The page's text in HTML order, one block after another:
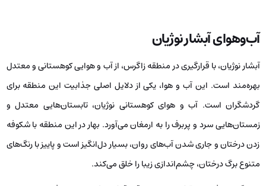
آب‌وهوای آبشار نوژیان
آبشار نوژیان، با قرارگیری در منطقه زاگرس، از آب و هوایی کوهستانی و معتدل
بهره‌مند است. این آب و هوا، یکی از دلایل اصلی جذابیت این منطقه برای
گردشگران است. آب و هوای کوهستانی نوژیان، تابستان‌هایی معتدل و
زمستان‌هایی سرد و پربرف را به ارمغان می‌آورد. بهار در این منطقه با شکوفه
زدن درختان و جاری شدن آب‌های روان، بسیار دل‌انگیز است و پاییز با رنگ‌های
متنوع برگ درختان، چشم‌اندازی زیبا را خلق می‌کند.